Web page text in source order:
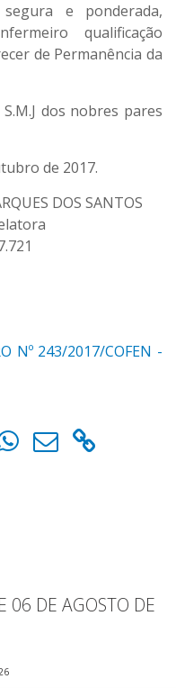
e ponderada,
qualificação
de Permanência da
dos nobres pares
de 2017.
DOS SANTOS
Nº 243/2017/COFEN -
06 DE AGOSTO DE